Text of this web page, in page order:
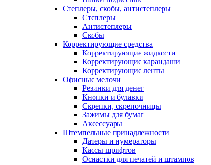
Степлеры, скобы, антистеплеры
Степлеры
Антистеплеры
Скобы
Корректирующие средства
Корректирующие жидкости
Корректирующие карандаши
Корректирующие ленты
Офисные мелочи
Резинки для денег
Кнопки и булавки
Скрепки, скрепочницы
Зажимы для бумаг
Аксессуары
Штемпельные принадлежности
Датеры и нумераторы
Кассы шрифтов
Оснастки для печатей и штампов